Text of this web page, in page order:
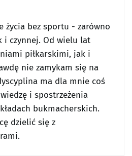
życia bez sportu - zarówno
czynnej. Od wielu lat
piłkarskimi, jak i
nie zamykam się na
ma dla mnie coś
i spostrzeżenia
bukmacherskich.
dzielić się z